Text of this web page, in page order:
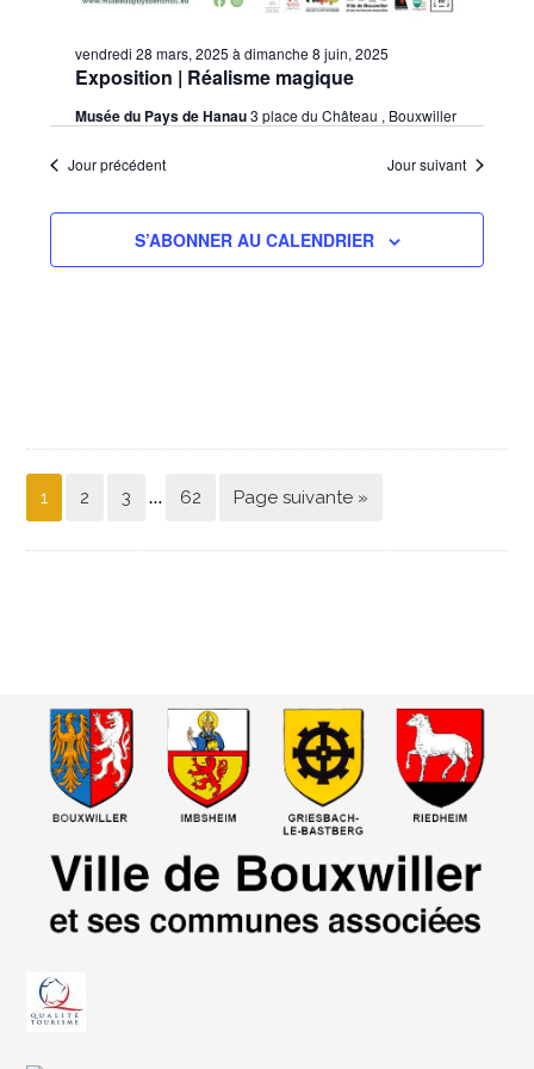
Exposition | Réalisme magique
vendredi 28 mars, 2025 à dimanche 8 juin, 2025
Musée du Pays de Hanau3 place du Château , Bouxwiller
Jour précédent Jour suivant
S’ABONNER AU CALENDRIER
1 2 3 … 62 Page suivante »